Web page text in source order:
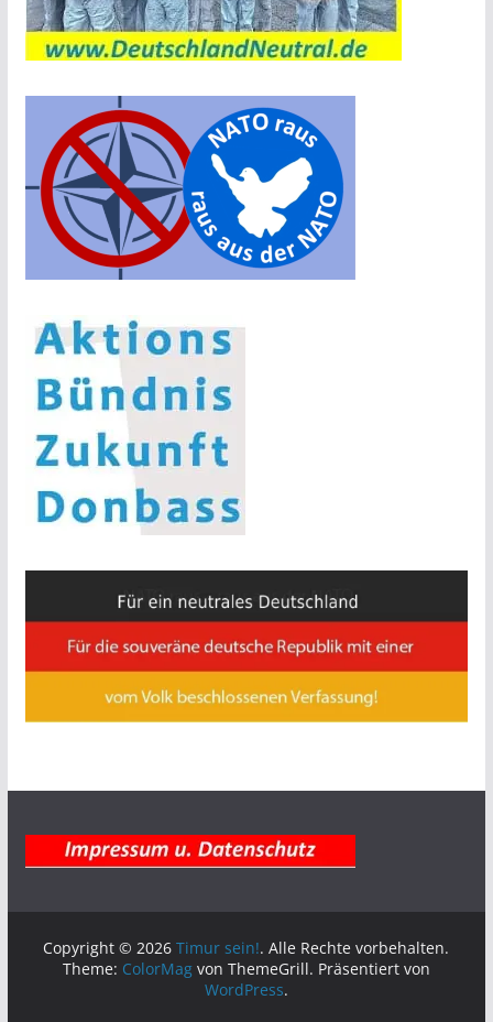
Copyright © 2026Timur sein!. Alle Rechte vorbehalten.
Theme: ColorMagvon ThemeGrill. Präsentiert von
WordPress.